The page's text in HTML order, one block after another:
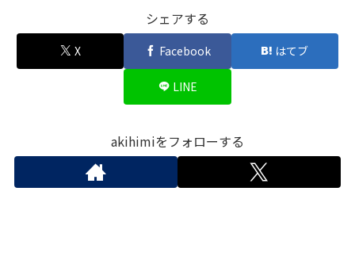
シェアする
X Facebook はてブ
LINE
akihimiをフォローする